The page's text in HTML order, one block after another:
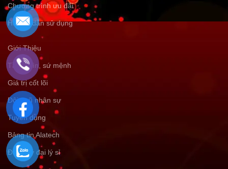
Chương trình ưu đãi
Hướng dẫn sử dụng
Giới Thiệu
Tầm nhìn, sứ mệnh
Giá trị cốt lõi
Đội ngũ nhân sự
Tuyển dụng
Bảng tin Alatech
Đăng ký đại lý sỉ